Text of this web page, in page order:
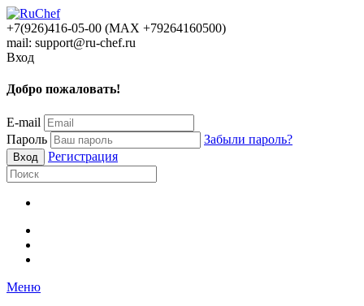
+7(926)416-05-00 (МАХ +79264160500)
mail: support@ru-chef.ru
Вход
Добро пожаловать!
E-mail
Пароль
Забыли пароль?
Регистрация
Меню